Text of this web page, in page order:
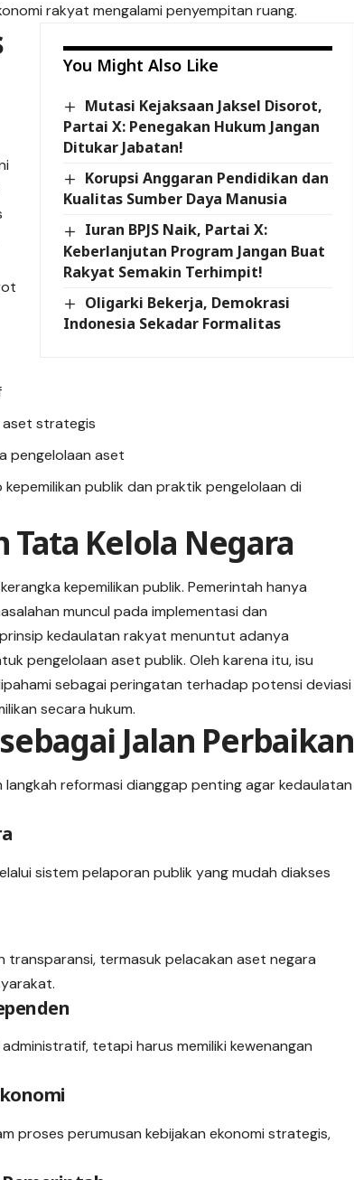
rakyat mengalami penyempitan ruang.
You Might Also Like
Mutasi Kejaksaan Jaksel Disorot,
Partai X: Penegakan Hukum Jangan
Ditukar Jabatan!
Korupsi Anggaran Pendidikan dan
Kualitas Sumber Daya Manusia
Iuran BPJS Naik, Partai X:
Keberlanjutan Program Jangan Buat
Rakyat Semakin Terhimpit!
Oligarki Bekerja, Demokrasi
Indonesia Sekadar Formalitas
aset strategis
pengelolaan aset
publik dan praktik pengelolaan di
Kelola Negara
kepemilikan publik. Pemerintah hanya
muncul pada implementasi dan
kedaulatan rakyat menuntut adanya
pengelolaan aset publik. Oleh karena itu, isu
sebagai peringatan terhadap potensi deviasi
secara hukum.
Jalan Perbaikan
reformasi dianggap penting agar kedaulatan
sistem pelaporan publik yang mudah diakses
termasuk pelacakan aset negara
tetapi harus memiliki kewenangan
proses perumusan kebijakan ekonomi strategis,